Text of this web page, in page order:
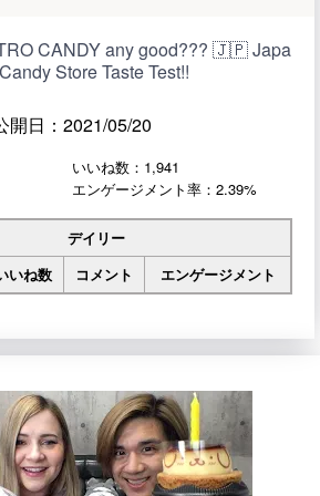
CANDY any good??? 🇯🇵 Japa
Store Taste Test!!
開日：2021/05/20
いいね数：1,941
エンゲージメント率：2.39%
デイリー
いね数 コメント エンゲージメント